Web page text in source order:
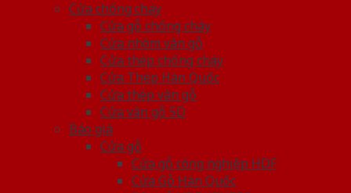
Cửa chống cháy
Cửa gỗ chống cháy
Cửa nhôm vân gỗ
Cửa thép chống cháy
Cửa Thép Hàn Quốc
Cửa thép vân gỗ
Cửa vân gỗ 5D
Báo giá
Cửa gỗ
Cửa gỗ công nghiệp HDF
Cửa Gỗ Hàn Quốc